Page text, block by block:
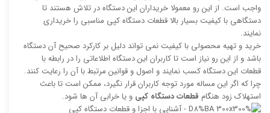
واجب است. از این رو معمولا خریداران این دستگاه در تلاش هستند تا
دستگاهی با کیفیت بسیار بالا قطعات دستگاه کپی مناسبی را خریداری
نمایند.
خرید و تهیه محصولی با کیفیت نمی تواند دلیل بر کارکرد صحیح آن دستگاه
باشد و از این رو نیاز است تا کاربران این دستگاه اطلاعاتی را در رابطه با
قطعات این دستگاه کسب نمایند و اصول و قوانین مرتبط با آن را رعایت کنند.
چرا که اگر این مساله مورد توجه کاربران قرار نگیرد، ممکن است تا باعث
استهلاک زود هنگام قطعات دستگاه کپی و یا خرابی آن ها شود.